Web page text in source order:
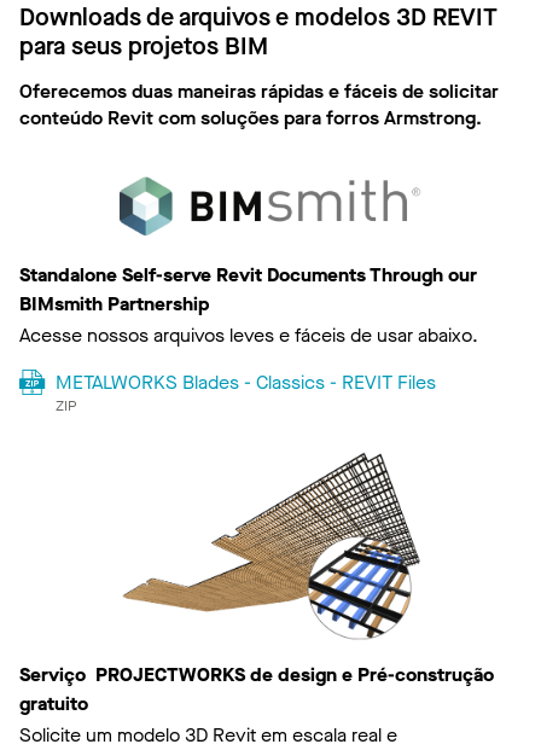
Downloads de arquivos e modelos 3D REVIT
para seus projetos BIM
Oferecemos duas maneiras rápidas e fáceis de solicitar
conteúdo Revit com soluções para forros Armstrong.
Standalone Self-serve Revit Documents Through our
BIMsmith Partnership
Acesse nossos arquivos leves e fáceis de usar abaixo.
METALWORKS Blades - Classics - REVIT Files
ZIP
Serviço PROJECTWORKS de design e Pré-construção
gratuito
Solicite um modelo 3D Revit em escala real e